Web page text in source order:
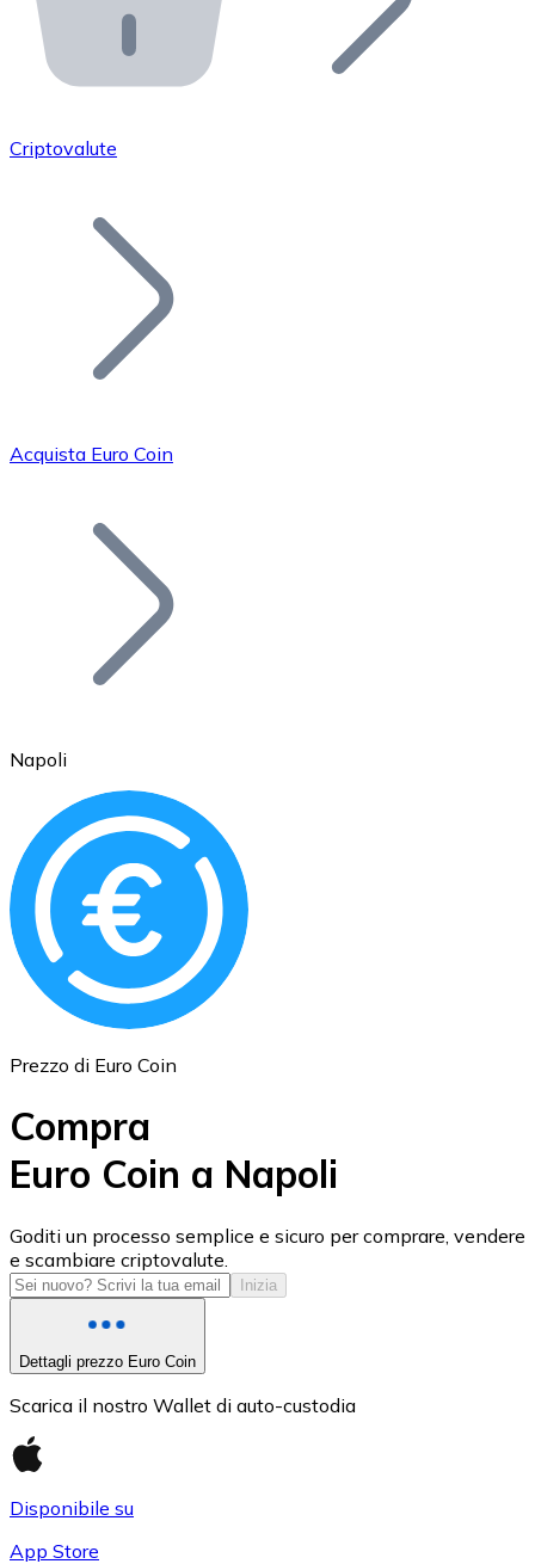
API Bitnovo
Integra la nostra API nel tuo ecosistema.
Unisciti alla nostra rete di rivenditori e
Aggiungi il token del tuo progetto al nostro servizio di
Bitcoin
Ethereum
ETH
USD Coin
USDC
Criptovalute
Acquista Euro Coin
Napoli
Prezzo di Euro Coin
Compra
Euro Coin a Napoli
Goditi un processo semplice e sicuro per comprare, vendere
e scambiare criptovalute.
Inizia
Dettagli prezzo Euro Coin
Scarica il nostro Wallet di auto-custodia
Disponibile su
App Store